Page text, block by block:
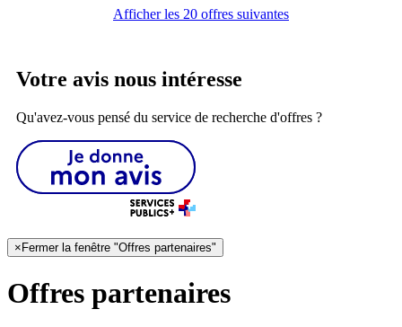
Afficher les 20 offres suivantes
Votre avis nous intéresse
Qu'avez-vous pensé du service de recherche d'offres ?
× Fermer la fenêtre "Offres partenaires"
Offres partenaires